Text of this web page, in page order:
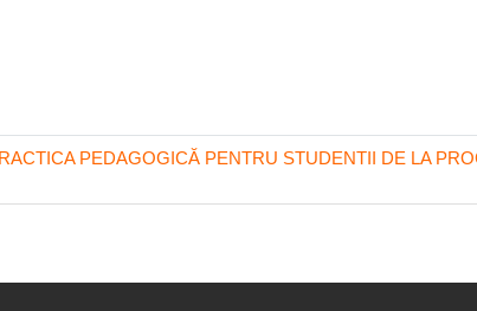
PEDAGOGICĂ PENTRU STUDENTII DE LA